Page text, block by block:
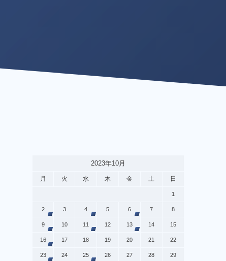
2023年10月
月 火 水 木 金 土 日
1
2 3 4 5 6 7 8
9 10 11 12 13 14 15
16 17 18 19 20 21 22
23 24 25 26 27 28 29